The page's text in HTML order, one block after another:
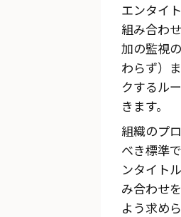
エンタイ
組み合わ
加の監視
わらず）
クするル
きます。
組織のプ
べき標準
ンタイト
み合わせ
よう求め